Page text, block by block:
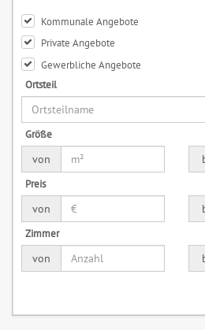
Kommunale Angebote
Private Angebote
Gewerbliche Angebote
Ortsteil
Größe
von
Preis
von
Zimmer
von